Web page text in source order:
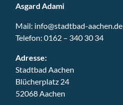
Asgard Adami
Mail: info@stadtbad-aachen.de
Telefon:0162 – 340 30 34
Adresse:
Stadtbad Aachen
Blücherplatz 24
52068 Aachen